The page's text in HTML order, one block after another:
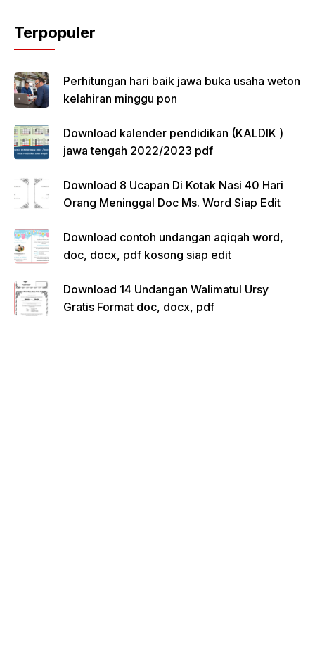
Terpopuler
Perhitungan hari baik jawa buka usaha weton
kelahiran minggu pon
Download kalender pendidikan (KALDIK )
jawa tengah 2022/2023 pdf
Download 8 Ucapan Di Kotak Nasi 40 Hari
Orang Meninggal Doc Ms. Word Siap Edit
Download contoh undangan aqiqah word,
doc, docx, pdf kosong siap edit
Download 14 Undangan Walimatul Ursy
Gratis Format doc, docx, pdf